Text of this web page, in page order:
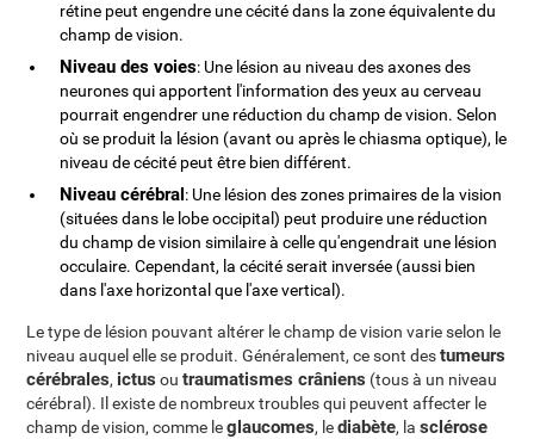
rétine peut engendre une cécité dans la zone équivalente du
champ de vision.
Niveau des voies: Une lésion au niveau des axones des
neurones qui apportent l'information des yeux au cerveau
pourrait engendrer une réduction du champ de vision. Selon
où se produit la lésion (avant ou après le chiasma optique), le
niveau de cécité peut être bien différent.
Niveau cérébral: Une lésion des zones primaires de la vision
(situées dans le lobe occipital) peut produire une réduction
du champ de vision similaire à celle qu'engendrait une lésion
occulaire. Cependant, la cécité serait inversée (aussi bien
dans l'axe horizontal que l'axe vertical).
Le type de lésion pouvant altérer le champ de vision varie selon le
niveau auquel elle se produit. Généralement, ce sont destumeurs
cérébrales, ictus outraumatismes crâniens (tous à un niveau
cérébral). Il existe de nombreux troubles qui peuvent affecter le
champ de vision, comme leglaucomes, lediabète, lasclérose